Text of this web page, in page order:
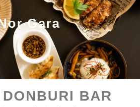
Gara
BAR